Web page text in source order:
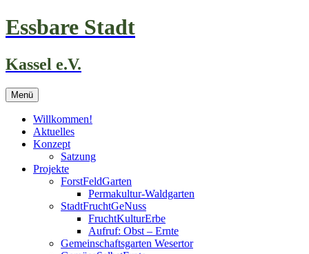
Zum
Inhalt
Essbare Stadt
Kassel e.V.
Menü
Willkommen!
Aktuelles
Konzept
Satzung
Projekte
ForstFeldGarten
Permakultur-Waldgarten
StadtFruchtGeNuss
FruchtKulturErbe
Aufruf: Obst – Ernte
Gemeinschaftsgarten Wesertor